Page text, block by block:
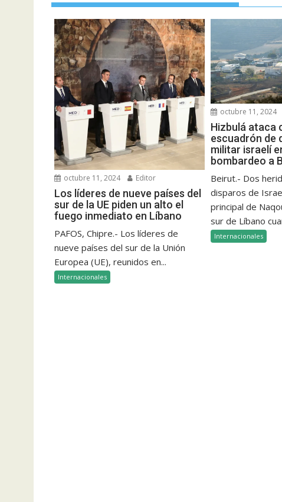
octubre 11, 2024 Editor
Los líderes de nueve países del
sur de la UE piden un alto el
fuego inmediato en Líbano
PAFOS, Chipre.- Los líderes de
nueve países del sur de la Unión
Europea (UE), reunidos en...
Internacionales
octubre 11, 2024
Hizbulá ataca
escuadrón de
militar israelí
bombardeo a
Beirut.- Dos
disparos de
principal de
sur de Líbano
Internacionales